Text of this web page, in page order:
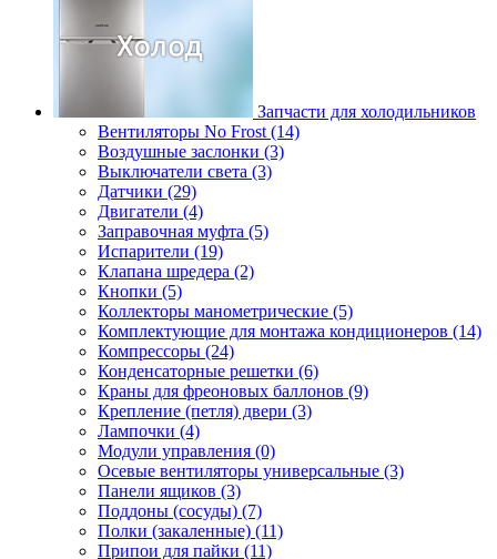
Запчасти для холодильников
Вентиляторы No Frost (14)
Воздушные заслонки (3)
Выключатели света (3)
Датчики (29)
Двигатели (4)
Заправочная муфта (5)
Испарители (19)
Клапана шредера (2)
Кнопки (5)
Коллекторы манометрические (5)
Комплектующие для монтажа кондиционеров (14)
Компрессоры (24)
Конденсаторные решетки (6)
Краны для фреоновых баллонов (9)
Крепление (петля) двери (3)
Лампочки (4)
Модули управления (0)
Осевые вентиляторы универсальные (3)
Панели ящиков (3)
Поддоны (сосуды) (7)
Полки (закаленные) (11)
Припои для пайки (11)